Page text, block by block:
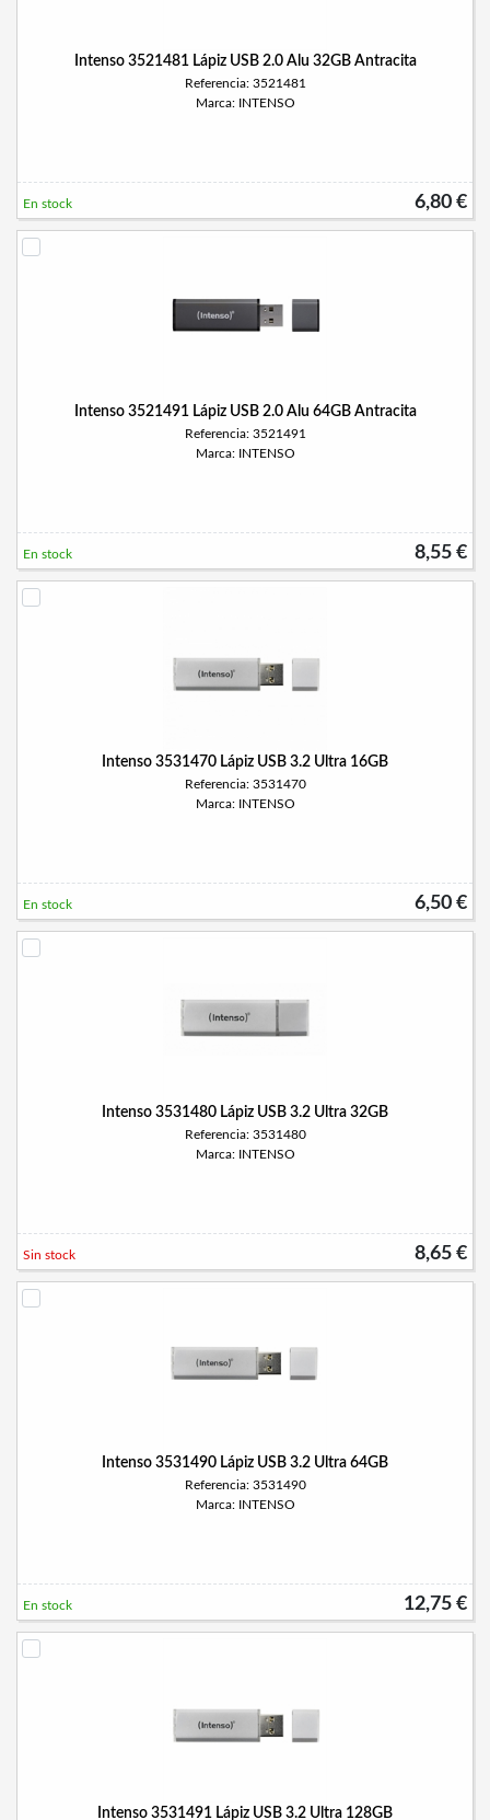
Intenso 3521481 Lápiz USB 2.0 Alu 32GB Antracita
Referencia: 3521481
Marca: INTENSO
6,80 €
En stock
Intenso 3521491 Lápiz USB 2.0 Alu 64GB Antracita
Referencia: 3521491
Marca: INTENSO
8,55 €
En stock
Intenso 3531470 Lápiz USB 3.2 Ultra 16GB
Referencia: 3531470
Marca: INTENSO
6,50 €
En stock
Intenso 3531480 Lápiz USB 3.2 Ultra 32GB
Referencia: 3531480
Marca: INTENSO
8,65 €
Sin stock
Intenso 3531490 Lápiz USB 3.2 Ultra 64GB
Referencia: 3531490
Marca: INTENSO
12,75 €
En stock
Intenso 3531491 Lápiz USB 3.2 Ultra 128GB